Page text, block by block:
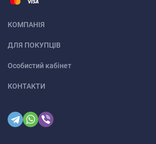
КОМПАНІЯ
ДЛЯ ПОКУПЦІВ
Особистий кабінет
КОНТАКТИ